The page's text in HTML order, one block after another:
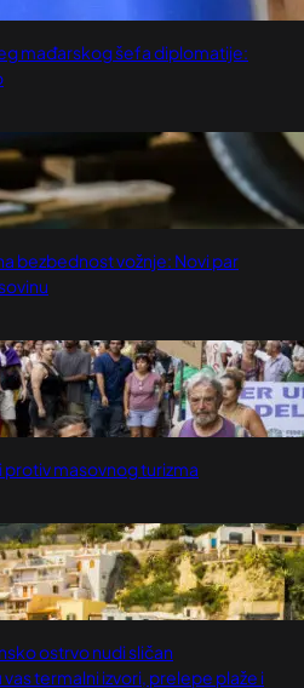
mađarskog šefa diplomatije:
bezbednost vožnje: Novi par
protiv masovnog turizma
ostrvo nudi sličan
termalni izvori, prelepe plaže i